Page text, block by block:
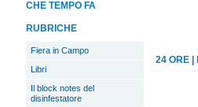
CHE TEMPO FA
RUBRICHE
Fiera in Campo
Libri
Il block notes del
disinfestatore
24 ORE